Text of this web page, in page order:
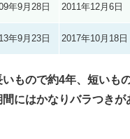
年9月28日 2011年12月6日
年9月23日 2017年10月18日
もので約4年、短いも
にはかなりバラつきが